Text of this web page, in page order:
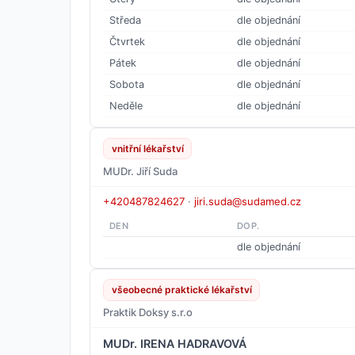
Středa
dle objednání
Čtvrtek
dle objednání
Pátek
dle objednání
Sobota
dle objednání
Neděle
dle objednání
vnitřní lékařství
MUDr. Jiří Suda
+420487824627 · jiri.suda@sudamed.cz
DEN DOP.
dle objednání
všeobecné praktické lékařství
Praktik Doksy s.r.o
MUDr. IRENA HADRAVOVÁ